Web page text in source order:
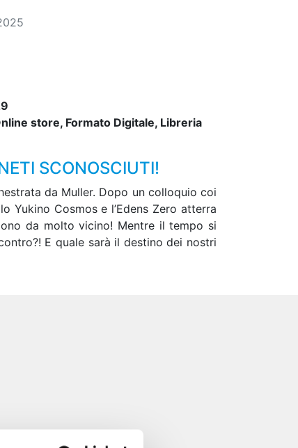
store, Formato Digitale, Libreria
SCONOSCIUTI!
da Muller. Dopo un colloquio coi
Yukino Cosmos e l’Edens Zero atterra
da molto vicino! Mentre il tempo si
E quale sarà il destino dei nostri